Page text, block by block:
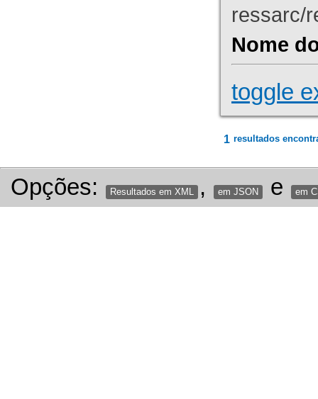
ressarc/
Nome
toggle
1 resultados
Opções: Resultados em XML , em JSON e em